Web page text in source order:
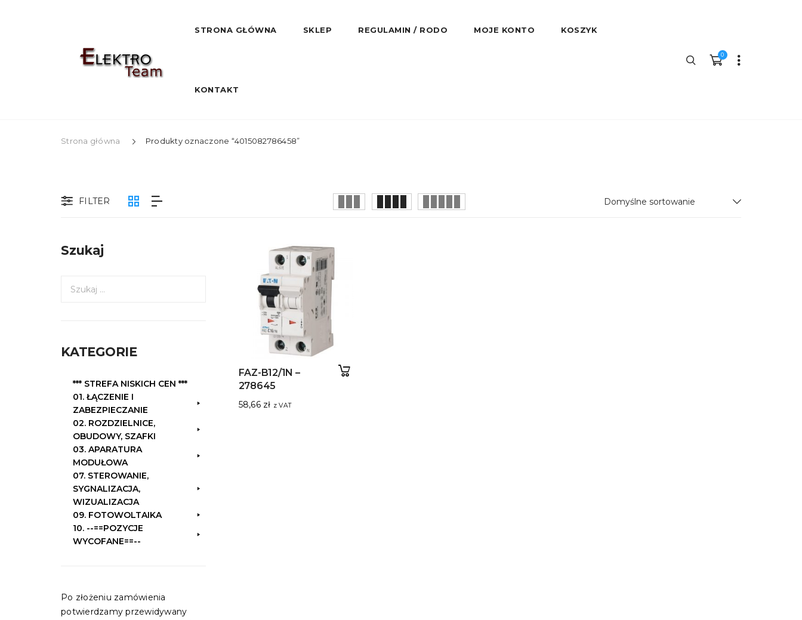
STRONA GŁÓWNA SKLEP REGULAMIN / RODO MOJE KONTO KOSZYK
KONTAKT
0
Strona główna Produkty oznaczone “4015082786458”
FILTER
Szukaj
jKATEGORIE
*** STREFA NISKICH CEN ***
01. ŁĄCZENIE I
ZABEZPIECZANIE
02. ROZDZIELNICE,
OBUDOWY, SZAFKI
03. APARATURA
MODUŁOWA
07. STEROWANIE,
SYGNALIZACJA,
WIZUALIZACJA
09. FOTOWOLTAIKA
10. --==POZYCJE
WYCOFANE==--
Po złożeniu zamówienia
potwierdzamy przewidywany
FAZ-B12/1N –
278645
58,66 zł z VAT